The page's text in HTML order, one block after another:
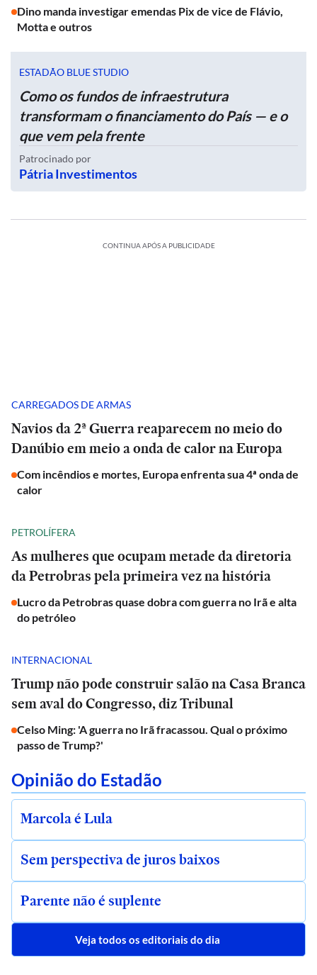
Dino manda investigar emendas Pix de vice de Flávio,
Motta e outros
ESTADÃO BLUE STUDIO
Como os fundos de infraestrutura
transformam o financiamento do País — e o
que vem pela frente
Patrocinado por
Pátria Investimentos
CONTINUA APÓS A PUBLICIDADE
CARREGADOS DE ARMAS
Navios da 2ª Guerra reaparecem no meio do
Danúbio em meio a onda de calor na Europa
Com incêndios e mortes, Europa enfrenta sua 4ª onda de
calor
PETROLÍFERA
As mulheres que ocupam metade da diretoria
da Petrobras pela primeira vez na história
Lucro da Petrobras quase dobra com guerra no Irã e alta
do petróleo
INTERNACIONAL
Trump não pode construir salão na Casa Branca
sem aval do Congresso, diz Tribunal
Celso Ming: 'A guerra no Irã fracassou. Qual o próximo
passo de Trump?'
Opinião do Estadão
Marcola é Lula
Sem perspectiva de juros baixos
Parente não é suplente
Veja todos os editoriais do dia